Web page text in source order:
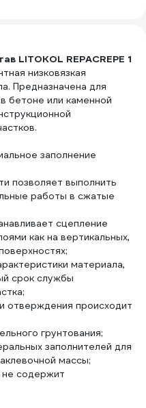
LITOKOL REPACREPE 1
низковязкая
Предназначена для
бетоне или каменной
заполнение
позволяет выполнить
работы в сжатые
сцепление
как на вертикальных,
материала,
срок службы
отверждения происходит
грунтования;
заполнителей для
массы;
не содержит